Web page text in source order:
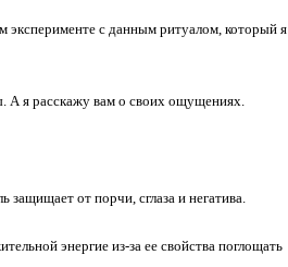
эксперименте с данным ритуалом, который я
А я расскажу вам о своих ощущениях.
защищает от порчи, сглаза и негатива.
энергие из-за ее свойства поглощать